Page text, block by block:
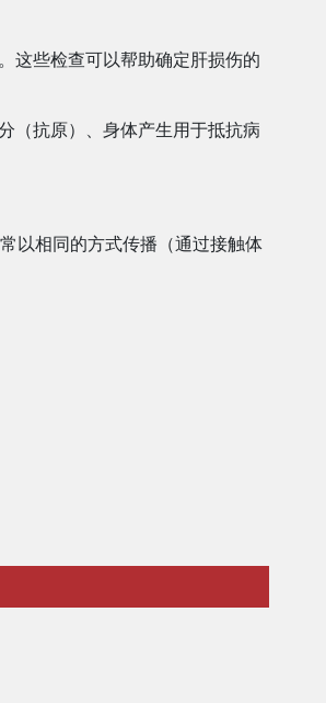
这些检查可以帮助确定肝损伤的
（抗原）、身体产生用于抵抗病
以相同的方式传播（通过接触体